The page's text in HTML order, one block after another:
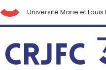
Université Marie et Louis